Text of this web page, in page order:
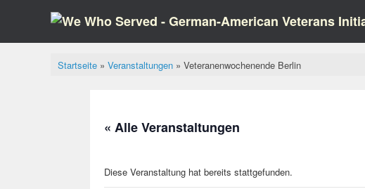
Startseite» Veranstaltungen» Veteranenwochenende Berlin
« Alle Veranstaltungen
Diese Veranstaltung hat bereits stattgefunden.